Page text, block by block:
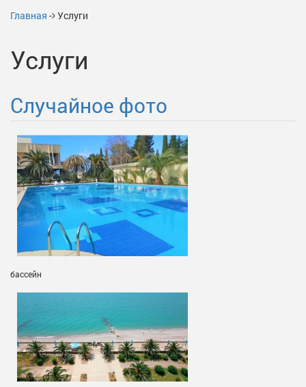
Главная - Услуги
Услуги
Случайное фото
бассейн